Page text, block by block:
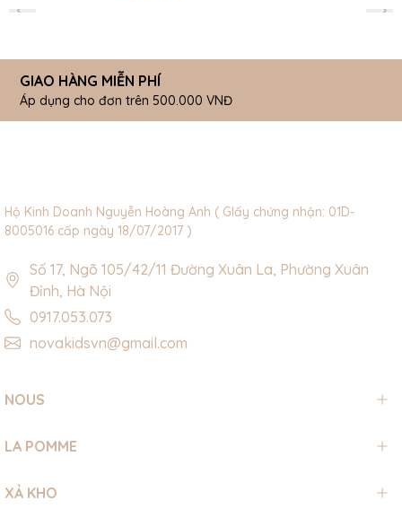
GIAO HÀNG MIỄN PHÍ
Áp dụng cho đơn trên 500.000 VNĐ
Hộ Kinh Doanh Nguyễn Hoàng Anh ( GIấy chứng nhận: 01D-
8005016 cấp ngày 18/07/2017 )
Số 17, Ngõ 105/42/11 Đường Xuân La, Phường Xuân
Đỉnh, Hà Nội
0917.053.073
novakidsvn@gmail.com
NOUS
LA POMME
XẢ KHO